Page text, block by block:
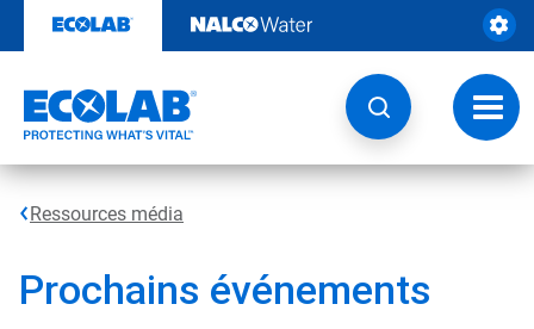
contenu
la
Ressources média
Prochains événements